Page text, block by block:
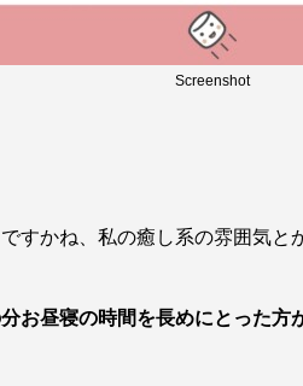
Screenshot
すかね、私の癒し系の雰囲気
お昼寝の時間を長めにとった方